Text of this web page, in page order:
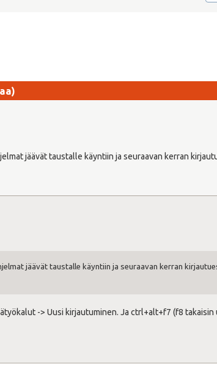
jäävät taustalle käyntiin ja seuraavan kerran
jäävät taustalle käyntiin ja seuraavan kerran
-> Uusi kirjautuminen. Ja ctrl+alt+f7 (f8 takaisin